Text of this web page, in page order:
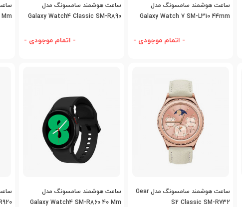
اضافه به مقایسه
ساعت هوشمند سامسونگ مدل
Galaxy Watch 7 SM-L310 44mm
- اتمام موجودی -
اضافه به مقایسه
ساعت هوشمند سامسونگ مدل
Galaxy Watch4 Classic SM-R890
- اتمام موجودی -
اضافه به مقایسه
ساعت هوشمند سامسونگ مدل Gear
S2 Classic SM-R732
اضافه به مقایسه
ساعت هوشمند سامسونگ مدل
Galaxy Watch4 SM-R860 40 Mm